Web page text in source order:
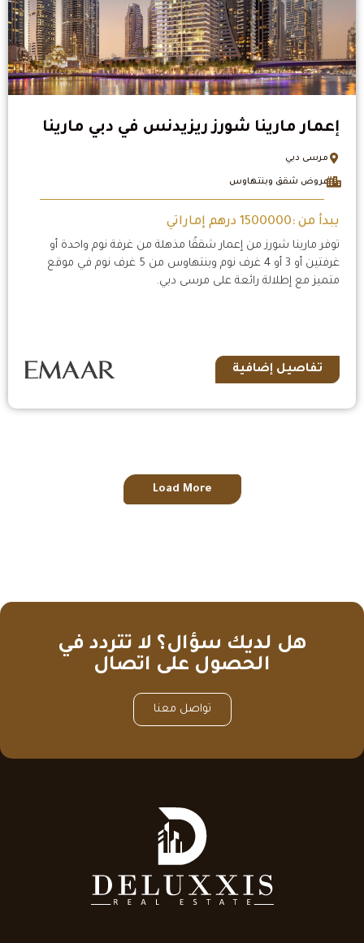
إعمار مارينا شورز ريزيدنس في دبي مارينا
مرسى دبي
عروض شقق وبنتهاوس
يبدأ من :1500000 درهم إماراتي
توفر مارينا شورز من إعمار شققًا مذهلة من غرفة نوم واحدة أو
غرفتين أو 3 أو 4 غرف نوم وبنتهاوس من 5 غرف نوم في موقع
متميز مع إطلالة رائعة على مرسى دبي.
تفاصيل إضافية
Load More
هل لديك سؤال؟ لا تتردد في
الحصول على اتصال
تواصل معنا